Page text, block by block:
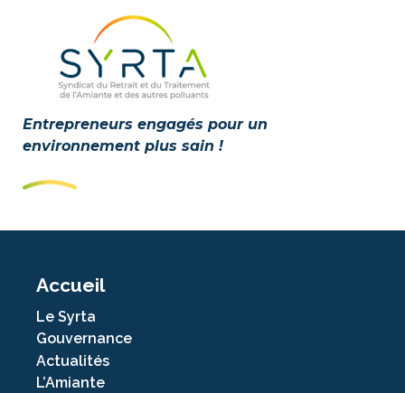
Entrepreneurs engagés pour un
environnement plus sain !
Accueil
Le Syrta
Gouvernance
Actualités
L’Amiante